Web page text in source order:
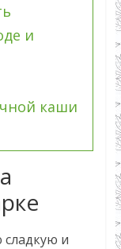
и
каши
сладкую и